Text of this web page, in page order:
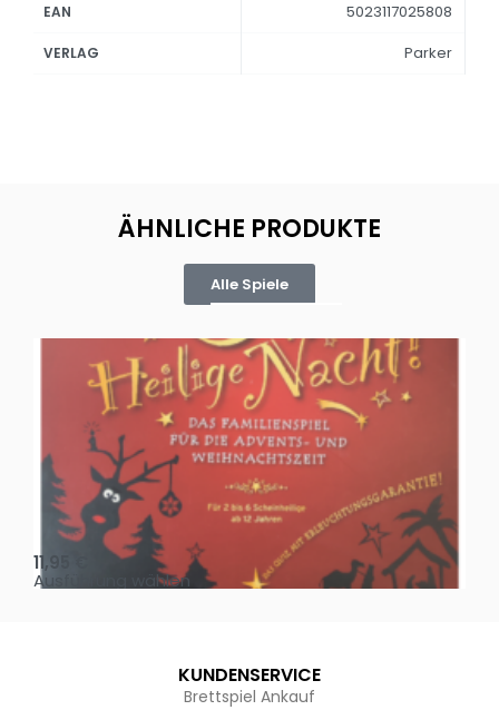
EAN 5023117025808
VERLAG Parker
ÄHNLICHE PRODUKTE
Alle Spiele
Oh, heilige Nacht!
11,95
Ausführung wählen
KUNDENSERVICE
Brettspiel Ankauf